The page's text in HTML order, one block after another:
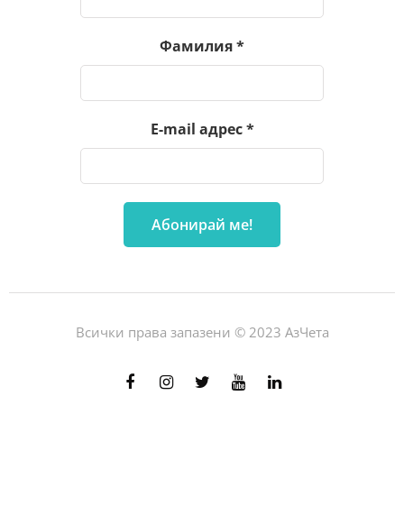
Фамилия*
E-mail адрес*
Всички права запазени © 2023 АзЧета